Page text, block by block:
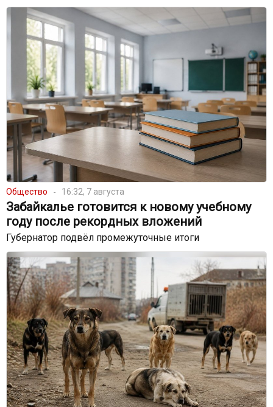
Общество 16:32, 7 августа
Забайкалье готовится к новому учебному
году после рекордных вложений
Губернатор подвёл промежуточные итоги